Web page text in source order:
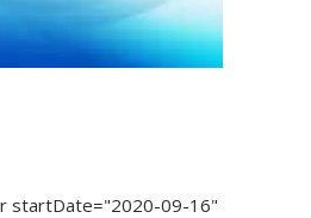
startDate="2020-09-16"